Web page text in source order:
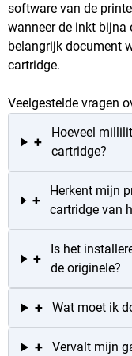
software van de
wanneer de inkt bijna
belangrijk document
cartridge.
Veelgestelde vragen
+
Hoeveel
cartridge?
+
Herkent mijn
cartridge van
+
Is het
de originele?
+ Wat moet ik
+ Vervalt mijn